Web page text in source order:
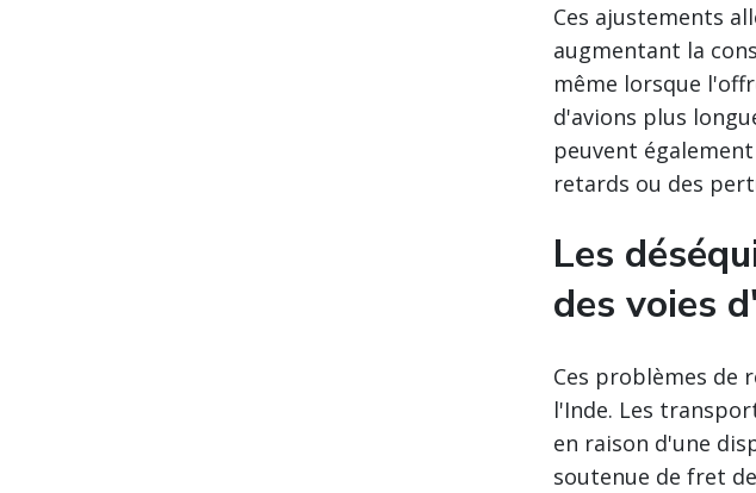
Ces ajustements
augmentant la
même lorsque
d'avions plus
peuvent
retards ou des
Les
des voies
Ces problèmes de
l'Inde. Les
en raison d'une
soutenue de fret